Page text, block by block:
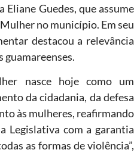
Guedes, que assume
no município. Em seu
destacou a relevância
guamareenses.
nasce hoje como um
da cidadania, da defesa
às mulheres, reafirmando
Legislativa com a garantia
as formas de violência”,